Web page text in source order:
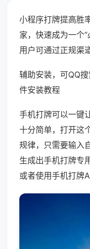
小程序打牌提高胜
家，快速成为一个
用户可通过正规渠
辅助安装，可QQ
件安装教程
手机打牌可以一键
十分简单，打开这
规律，只需要输入
生成出手机打牌专
或者使用手机打牌